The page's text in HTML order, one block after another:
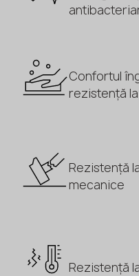
Confortul
rezistență
Rezistență
mecanice
Rezistență